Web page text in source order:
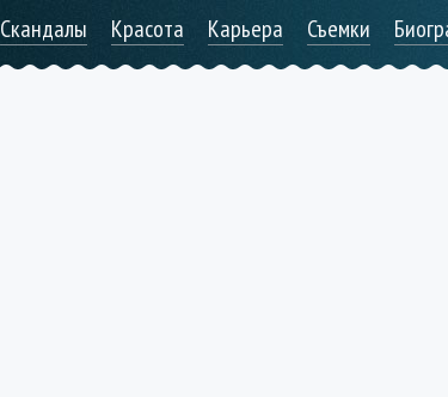
Скандалы Красота Карьера Съемки